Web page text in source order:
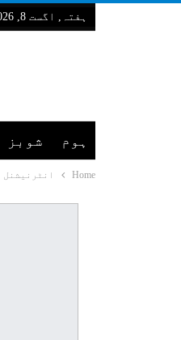
ہفتہ, اگست 8, 2026
ہوم شوبز
Home انٹرنیشنل